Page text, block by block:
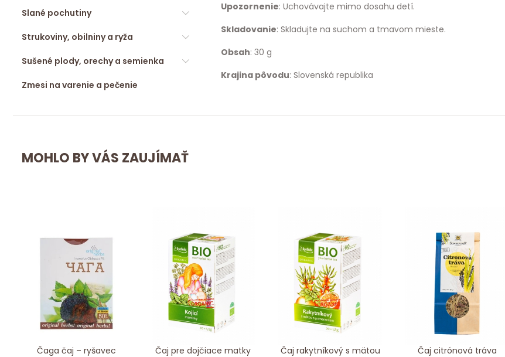
Slané pochutiny
Strukoviny, obilniny a ryža
Sušené plody, orechy a semienka
Zmesi na varenie a pečenie
Upozornenie: Uchovávajte mimo dosahu detí.
Skladovanie: Skladujte na suchom a tmavom mieste.
Obsah: 30 g
Krajina pôvodu: Slovenská republika
MOHLO BY VÁS ZAUJÍMAŤ
Čaga čaj – ryšavec
Čaj pre dojčiace matky
Čaj rakytníkový s mätou
Čaj citrónová tráva